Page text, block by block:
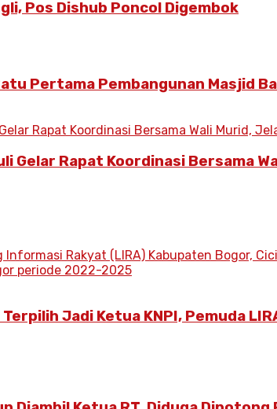
Pos Dishub Poncol Digembok
Pertama Pembangunan Masjid
Gelar Rapat Koordinasi Bersama
Jadi Ketua KNPI, Pemuda